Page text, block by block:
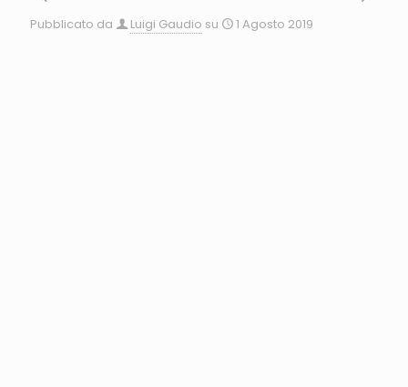
Pubblicato da Luigi Gaudio su 1 Agosto 2019